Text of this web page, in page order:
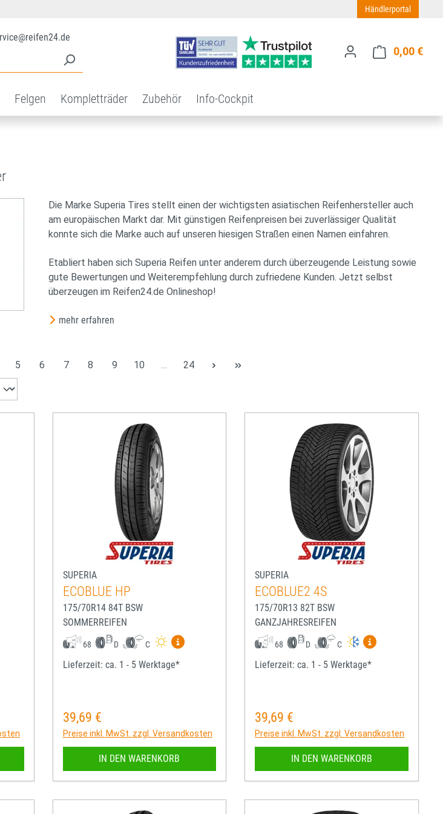
Händlerportal
0,00 €
Felgen Kompletträder Zubehör Info-Cockpit
Die Marke Superia Tires stellt einen der wichtigsten asiatischen Reifenhersteller auch
am europäischen Markt dar. Mit günstigen Reifenpreisen bei zuverlässiger Qualität
konnte sich die Marke auch auf unseren hiesigen Straßen einen Namen einfahren.
Etabliert haben sich Superia Reifen unter anderem durch überzeugende Leistung sowie
gute Bewertungen und Weiterempfehlung durch zufriedene Kunden. Jetzt selbst
überzeugen im Reifen24.de Onlineshop!
mehr erfahren
Seite
5 Seite
6 Seite
7 Seite
8 Seite
9 Seite
10 Seite
24
Informationen zum EU-Reifenlabel anzeigen
SUPERIA
ECOBLUE HP
175/70R14 84T BSW
SOMMERREIFEN
68 D C
Mehr Informationen zum EU-Reifenlabel anzeigen
Lieferzeit: ca. 1 - 5 Werktage*
Regulärer Preis:
39,69 €
Preise inkl. MwSt. zzgl. Versandkosten
IN DEN WARENKORB
SUPERIA
ECOBLUE2 4S
175/70R13 82T BSW
GANZJAHRESREIFEN
68 D C
Mehr
Lieferzeit: ca. 1 - 5 Werktage*
Regulärer Preis:
39,69 €
Preise inkl. MwSt. zzgl. Versandkosten
IN DEN WARENKORB